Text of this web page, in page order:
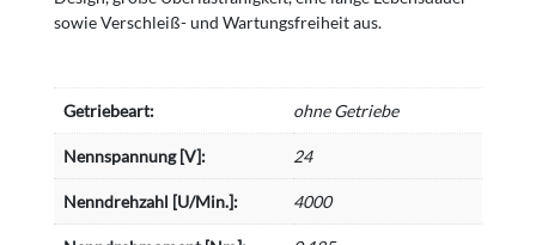
sowie Verschleiß- und Wartungsfreiheit aus.
Getriebeart: ohne Getriebe
Nennspannung [V]: 24
Nenndrehzahl [U/Min.]: 4000